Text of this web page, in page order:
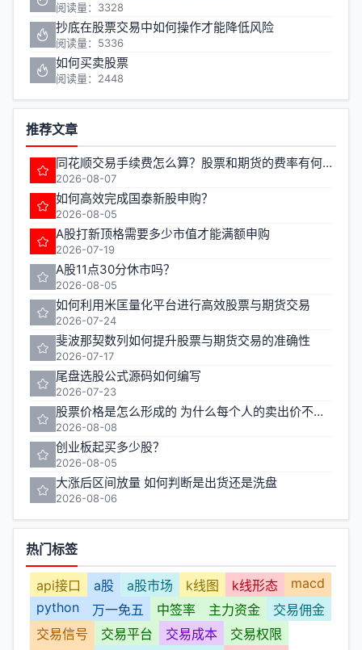
阅读量：3328
抄底在股票交易中如何操作才能降低风险
阅读量：5336
如何买卖股票
阅读量：2448
推荐文章
同花顺交易手续费怎么算？股票和期货的费率有何不同？
2026-08-07
如何高效完成国泰新股申购？
2026-08-05
A股打新顶格需要多少市值才能满额申购
2026-07-19
A股11点30分休市吗？
2026-08-05
如何利用米匡量化平台进行高效股票与期货交易
2026-07-24
斐波那契数列如何提升股票与期货交易的准确性
2026-07-17
尾盘选股公式源码如何编写
2026-07-23
股票价格是怎么形成的 为什么每个人的卖出价不一样
2026-08-08
创业板起买多少股？
2026-08-05
大涨后区间放量 如何判断是出货还是洗盘
2026-08-06
热门标签
api接口 a股 a股市场 k线图 k线形态
macd
python
万一免五 中签率 主力资金
交易佣金
交易信号
交易平台 交易成本
交易权限